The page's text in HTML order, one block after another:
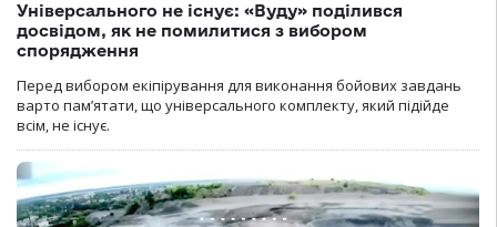
Універсального не існує: «Вуду» поділився
досвідом, як не помилитися з вибором
спорядження
Перед вибором екіпірування для виконання бойових завдань
варто пам’ятати, що універсального комплекту, який підійде
всім, не існує.